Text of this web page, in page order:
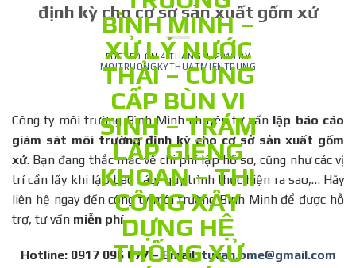
định kỳ cho cơ sở sản xuất gốm xứ
POSTED ON4 THÁNG 4, 2016 BY
MOITRUONGKYTHUATMIENTRUNG
Công ty môi trường Bình Minh chuyên tư vấn lập báo cáo
giám sát môi trường định kỳ cho cơ sở sản xuất gốm
xứ. Bạn đang thắc mắc về chi phí lập hồ sơ, cũng như các vị
trí cần lấy khi lập báo cáo, quy trình thực hiện ra sao,… Hãy
liên hệ ngay đến công ty môi trường Bình Minh để được hỗ
trợ, tư vấn miễn phí.
Hotline: 0917 096 077 – Email:tuvan.bme@gmail.com